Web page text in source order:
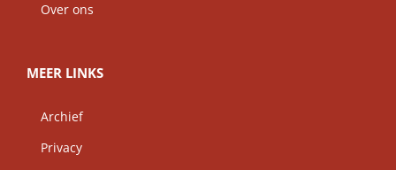
Over ons
MEER LINKS
Archief
Privacy